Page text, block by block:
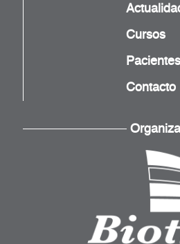
Cursos
Pacientes
Contacto
Organiza